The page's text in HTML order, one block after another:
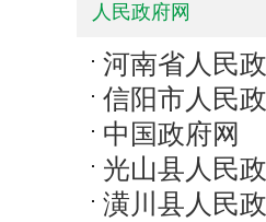
人民政府网
河南省人民
信阳市人民
中国政府网
光山县人民
潢川县人民